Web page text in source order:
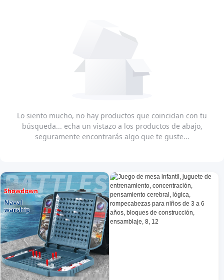
Lo siento mucho, no hay productos que coincidan con tu
búsqueda... echa un vistazo a los productos de abajo,
seguramente encontrarás algo que te guste...